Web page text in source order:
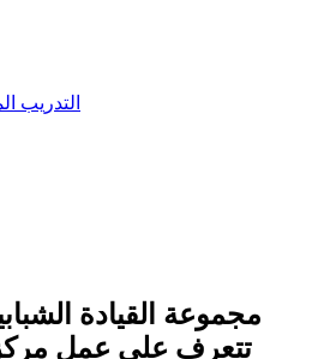
التدريب
مجموعة القيادة
تتعرف على عمل